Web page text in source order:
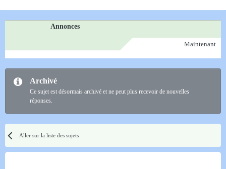
Annonces
Maintenant
Archivé
Ce sujet est désormais archivé et ne peut plus recevoir de nouvelles
réponses.
Aller sur la liste des sujets